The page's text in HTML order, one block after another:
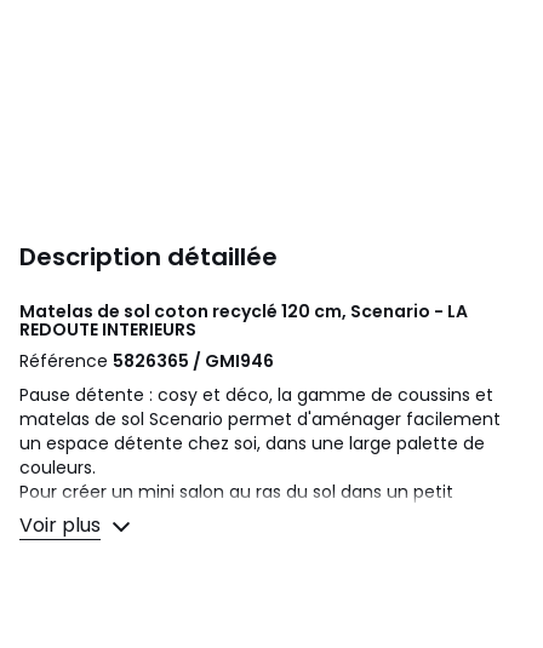
Description détaillée
Matelas de sol coton recyclé 120 cm, Scenario - LA
REDOUTE INTERIEURS
Référence 5826365 / GMI946
Pause détente : cosy et déco, la gamme de coussins et
matelas de sol Scenario permet d'aménager facilement
un espace détente chez soi, dans une large palette de
couleurs.
Pour créer un mini salon au ras du sol dans un petit
espace, un coin détente dans une chambre d'enfant ou
d'ado, un salon encore plus convivial ou un coin lecture... à
Voir plus